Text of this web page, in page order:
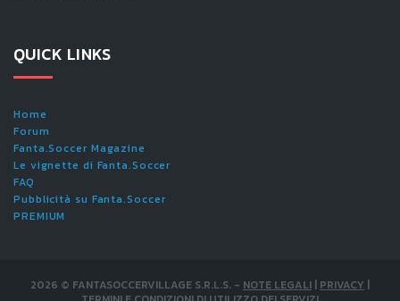
QUICK LINKS
Home
Forum
Fanta.Soccer Magazine
Le vignette di Fanta.Soccer
FAQ
Pubblicità su Fanta.Soccer
PREMIUM
2026 © FANTASOCCERVILLAGE S.R.L.S. - NOTE LEGALI | PRIVACY |